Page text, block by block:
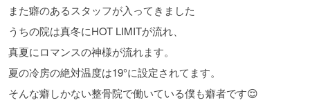
また癖のあるスタッフが入ってきました
うちの院は真冬にHOT LIMITが流れ、
真夏にロマンスの神様が流れます。
夏の冷房の絶対温度は19°に設定されてます。
そんな癖しかない整骨院で働いている僕も癖者です😌